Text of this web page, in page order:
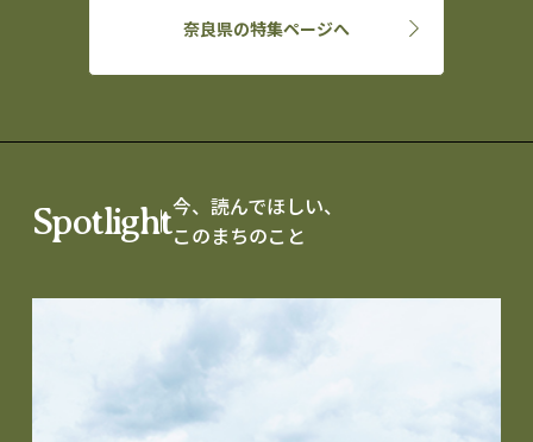
奈良県の特集ページへ
Spotlight今、読んでほしい、
このまちのこと